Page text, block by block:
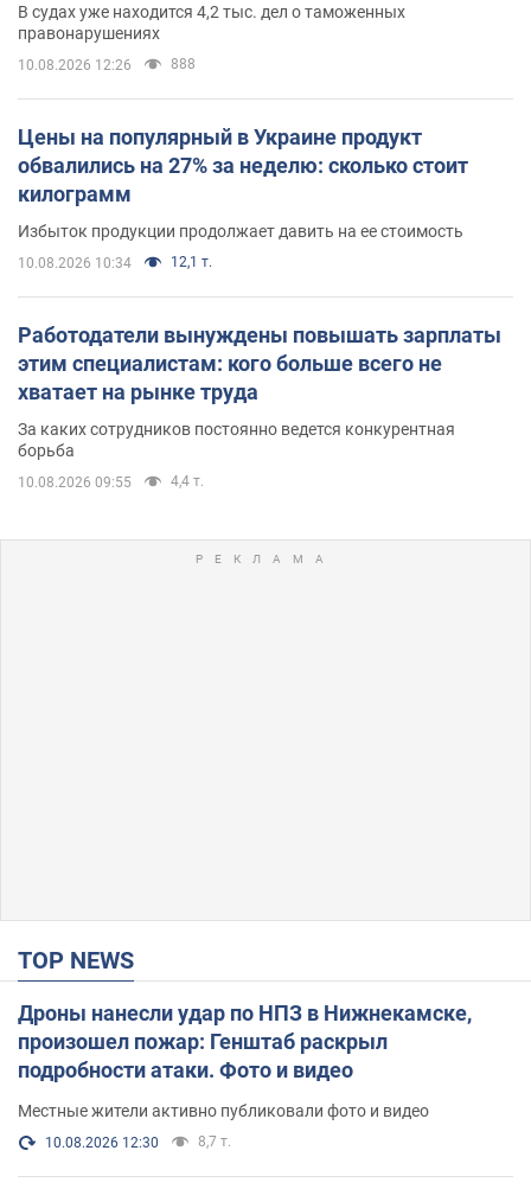
В судах уже находится 4,2 тыс. дел о таможенных
правонарушениях
10.08.2026 12:26 888
Цены на популярный в Украине продукт
обвалились на 27% за неделю: сколько стоит
килограмм
Избыток продукции продолжает давить на ее стоимость
10.08.2026 10:34 12,1 т.
Работодатели вынуждены повышать зарплаты
этим специалистам: кого больше всего не
хватает на рынке труда
За каких сотрудников постоянно ведется конкурентная
борьба
10.08.2026 09:55 4,4 т.
TOP NEWS
Дроны нанесли удар по НПЗ в Нижнекамске,
произошел пожар: Генштаб раскрыл
подробности атаки. Фото и видео
Местные жители активно публиковали фото и видео
10.08.2026 12:30 8,7 т.